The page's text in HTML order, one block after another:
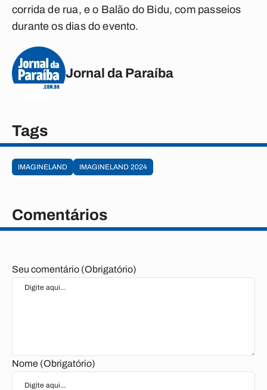
corrida de rua, e o Balão do Bidu, com passeios
durante os dias do evento.
Jornal da Paraíba
Tags
IMAGINELAND IMAGINELAND 2024
Comentários
Seu comentário (Obrigatório)
Nome (Obrigatório)